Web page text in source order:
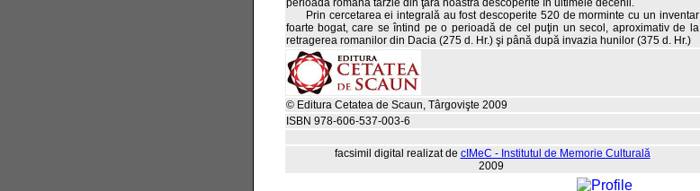
perioada romană târzie din ţara noastră descoperite în ultimele decenii.
Prin cercetarea ei integrală au fost descoperite 520 de morminte cu un inventar
foarte bogat, care se întind pe o perioadă de cel puţin un secol, aproximativ de la
retragerea romanilor din Dacia (275 d. Hr.) şi până după invazia hunilor (375 d. Hr.)
© Editura Cetatea de Scaun, Târgovişte 2009
ISBN 978-606-537-003-6
facsimil digital realizat de cIMeC - Institutul de Memorie Culturală
2009